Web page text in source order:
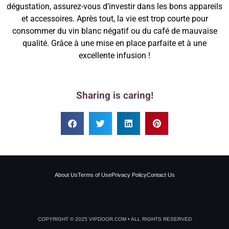
dégustation, assurez-vous d’investir dans les bons appareils
et accessoires. Après tout, la vie est trop courte pour
consommer du vin blanc négatif ou du café de mauvaise
qualité. Grâce à une mise en place parfaite et à une
excellente infusion !
Sharing is caring!
About UsTerms of UsePrivacy PolicyContact Us
COPYRIGHT © 2025 VIPDOOR.COM • ALL RIGHTS RESERVED